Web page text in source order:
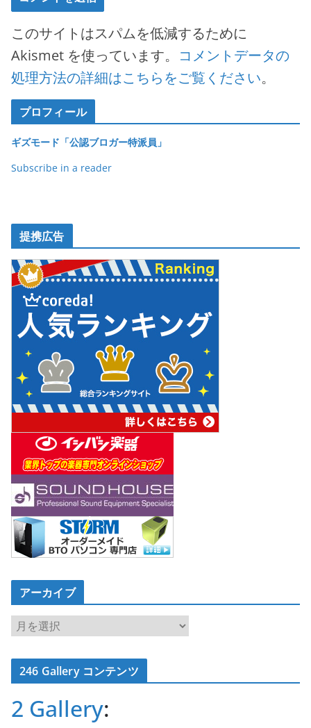
このサイトはスパムを低減するために
Akismet を使っています。 コメントデータの
処理方法の詳細はこちらをご覧ください。
プロフィール
ギズモード「公認ブロガー特派員」
Subscribe in a reader
提携広告
アーカイブ
ア
カ
イ246 Gallery コンテンツ
2 Gallery: